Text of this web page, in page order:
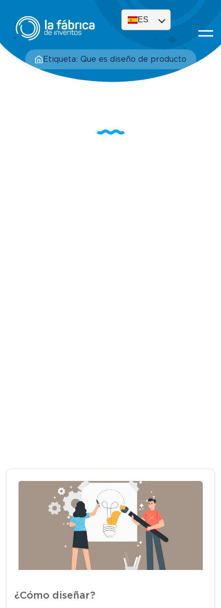
ES
Etiqueta: Que es diseño de producto
¿Cómo diseñar?